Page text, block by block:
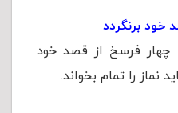
خود برنگردد
فرسخ از قصد خود
نماز را تمام بخواند.